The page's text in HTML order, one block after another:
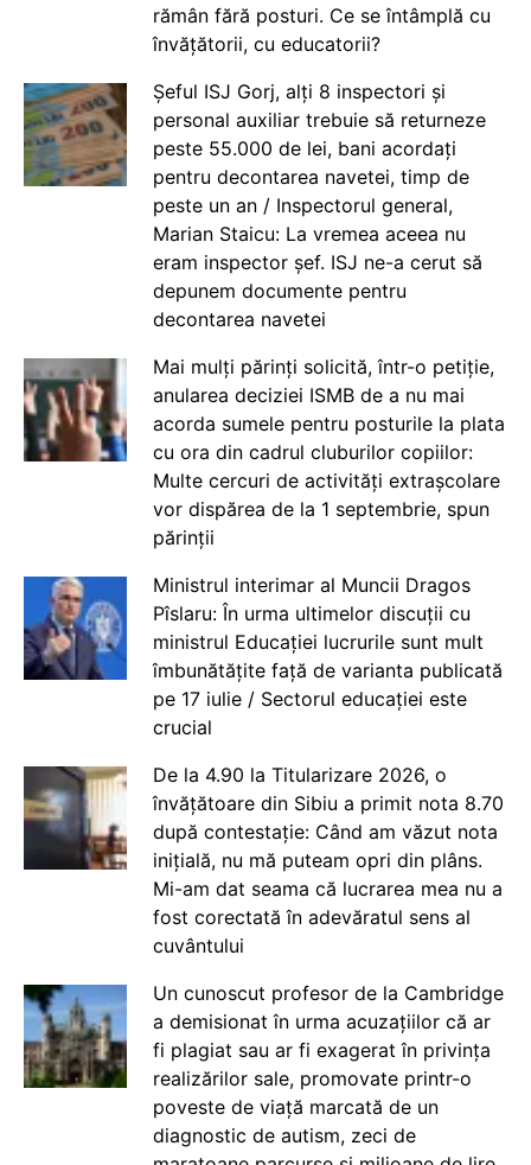
rămân fără posturi. Ce se întâmplă cu
învățătorii, cu educatorii?
Șeful ISJ Gorj, alți 8 inspectori și
personal auxiliar trebuie să returneze
peste 55.000 de lei, bani acordați
pentru decontarea navetei, timp de
peste un an / Inspectorul general,
Marian Staicu: La vremea aceea nu
eram inspector șef. ISJ ne-a cerut să
depunem documente pentru
decontarea navetei
Mai mulți părinți solicită, într-o petiție,
anularea deciziei ISMB de a nu mai
acorda sumele pentru posturile la plata
cu ora din cadrul cluburilor copiilor:
Multe cercuri de activități extrașcolare
vor dispărea de la 1 septembrie, spun
părinții
Ministrul interimar al Muncii Dragos
Pîslaru: În urma ultimelor discuții cu
ministrul Educației lucrurile sunt mult
îmbunătățite față de varianta publicată
pe 17 iulie / Sectorul educației este
crucial
De la 4.90 la Titularizare 2026, o
învățătoare din Sibiu a primit nota 8.70
după contestație: Când am văzut nota
inițială, nu mă puteam opri din plâns.
Mi-am dat seama că lucrarea mea nu a
fost corectată în adevăratul sens al
cuvântului
Un cunoscut profesor de la Cambridge
a demisionat în urma acuzațiilor că ar
fi plagiat sau ar fi exagerat în privința
realizărilor sale, promovate printr-o
poveste de viață marcată de un
diagnostic de autism, zeci de